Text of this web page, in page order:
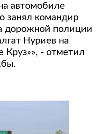
автомобиле
занял командир
дорожной полиции
Нуриев на
- отметил